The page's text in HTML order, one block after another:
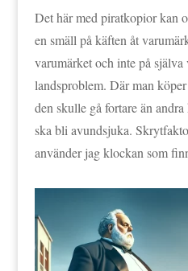
Det här med piratkopior kan
en smäll på käften åt
varumärket och inte på
landsproblem. Där man
den skulle gå fortare än
ska bli avundsjuka.
använder jag klockan som